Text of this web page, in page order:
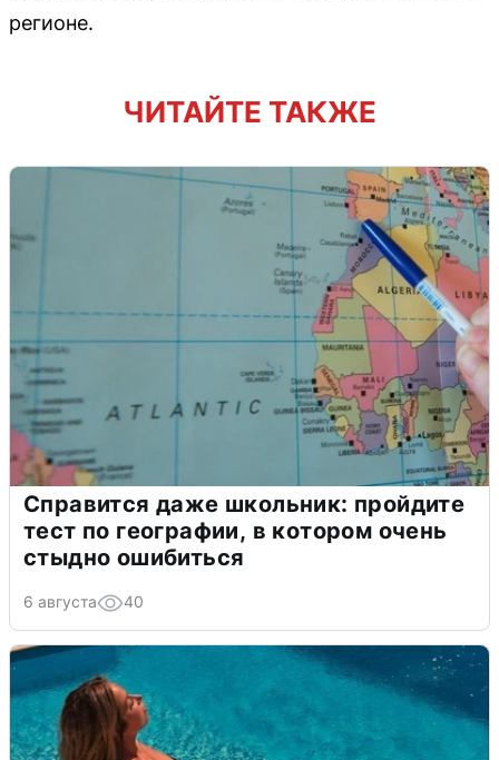
регионе.
ЧИТАЙТЕ ТАКЖЕ
Справится даже школьник: пройдите
тест по географии, в котором очень
стыдно ошибиться
6 августа 40